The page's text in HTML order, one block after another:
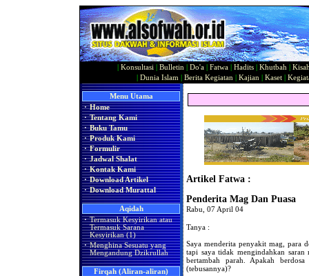
Konsultasi Bulletin Do'a Fatwa Hadits Khutbah
Dunia Islam Berita Kegiatan Kajian Kaset|
Menu Utama
· Home
· Tentang Kami
· Buku Tamu
· Produk Kami
· Formulir
· Jadwal Shalat
· Kontak Kami
· Download Artikel
· Download Murattal
Aqidah
· Termasuk Kesyirikan atau
Termasuk Sarana
Kesyirikan (1)
· Menghina Sesuatu yang
Mengandung Dzikrullah
Firqah (Aliran-aliran)
Artikel Fatwa :
Penderita Mag Dan Puasa
Rabu, 07 April 04
Tanya :
Saya menderita penyakit mag, para
tapi saya tidak mengindahkan saran
bertambah parah. Apakah
(tebusannya)?